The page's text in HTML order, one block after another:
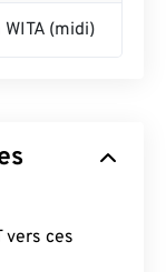
(midi)
vers ces